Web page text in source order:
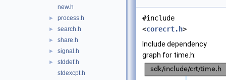
new.h
► process.h
► search.h
► share.h
► signal.h
►
stddef.h
stdexcpt.h
#include
<corecrt.h>
Include dependency
graph for time.h: